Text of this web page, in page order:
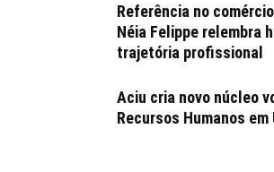
Referência no
Néia Felippe relembra
trajetória profissional
Aciu cria novo núcleo
Recursos Humanos em